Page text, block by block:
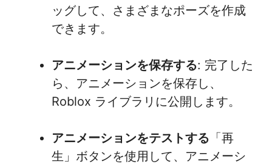
ッグして、さまざまなポーズを作成
できます。
アニメーションを保存する: 完了した
ら、アニメーションを保存し、
Roblox ライブラリに公開します。
アニメーションをテストする 「再
生」ボタンを使用して、アニメーシ